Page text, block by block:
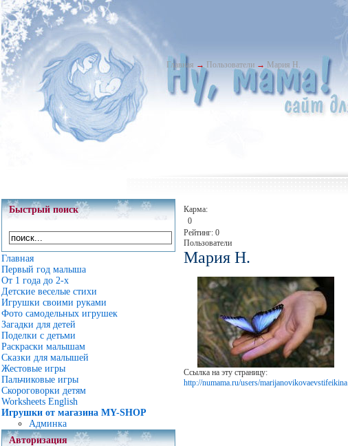
Главная → Пользователи → Мария Н.
Быстрый поиск
Главная
Первый год малыша
От 1 года до 2-х
Детские веселые стихи
Игрушки своими руками
Фото самодельных игрушек
Загадки для детей
Поделки с детьми
Раскраски малышам
Сказки для малышей
Жестовые игры
Пальчиковые игры
Скороговорки детям
Worksheets English
Игрушки от магазина MY-SHOP
Админка
Авторизация
Карма:
0
Рейтинг: 0
Пользователи
Мария Н.
Ссылка на эту страницу:
http://numama.ru/users/marijanovikovaevstifeikina